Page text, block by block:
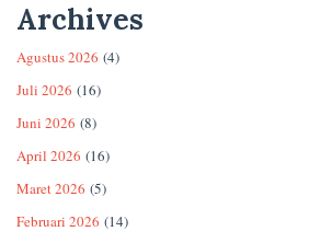
Archives
Agustus 2026 (4)
Juli 2026 (16)
Juni 2026 (8)
April 2026 (16)
Maret 2026 (5)
Februari 2026 (14)